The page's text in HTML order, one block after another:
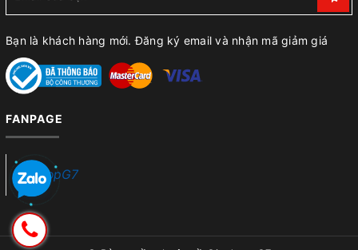
Bạn là khách hàng mới. Đăng ký email và nhận mã giảm giá
FANPAGE
ShopG7